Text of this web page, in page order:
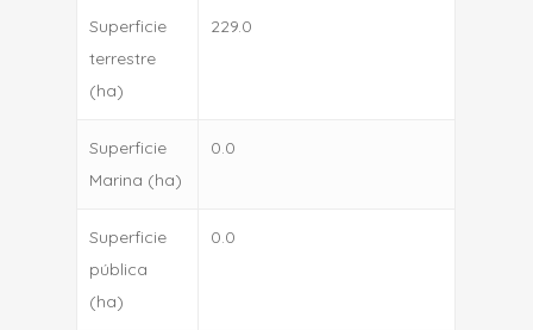
Superficie
terrestre
(ha)
229.0
Superficie
Marina (ha)
0.0
Superficie
pública
(ha)
0.0